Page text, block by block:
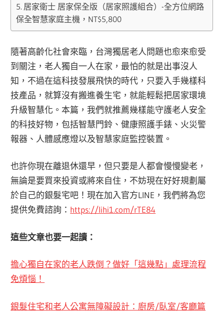
居家衛士 居家保全版（居家照護組合）-全方位網路
保全智慧家庭主機，NT$5,800
隨著高齡化社會來臨，台灣獨居老人問題也愈來愈受
到關注，老人獨自一人在家，最怕的就是出事沒人
知，不過在這科技發展飛快的時代，只要入手幾樣科
技產品，就算沒有搬進養生宅，就能輕鬆把居家環境
升級智慧化。本篇，我們就推薦幾樣能守護老人安全
的科技好物，包括智慧門鈴、健康照護手錶、火災警
報器、人體感應燈以及智慧家庭監控裝置。
也許你現在離退休還早，但只要是人都會慢慢變老，
無論是要買來投資或將來自住，不妨現在好好規劃屬
於自己的銀髮宅吧！現在加入官方LINE，我們將為您
提供免費諮詢： https://lihi1.com/rTE84
這些文章也要一起讀：
擔心獨自在家的老人跌倒？做好「這幾點」處理流程
免煩惱！
銀髮住宅和老人公寓無障礙設計：廚房/臥室/客廳篇